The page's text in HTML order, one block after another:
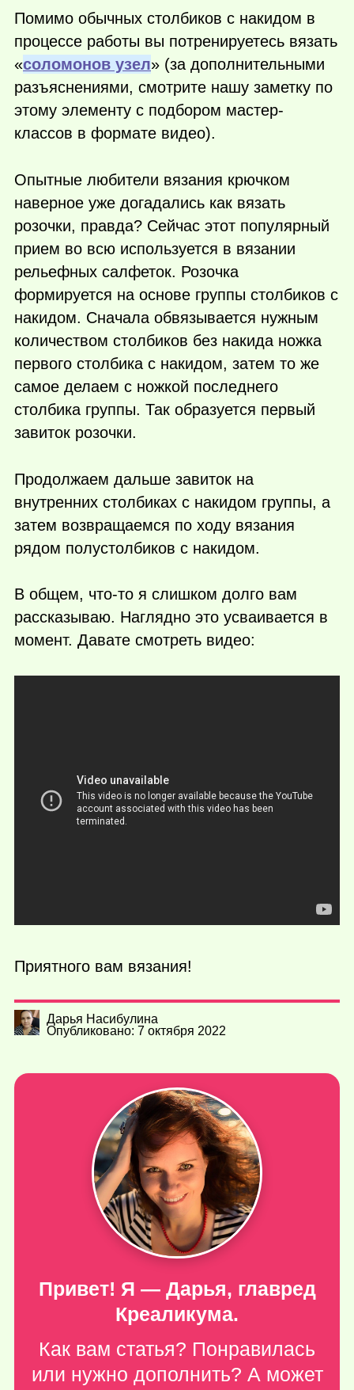
Помимо обычных столбиков с накидом в
процессе работы вы потренируетесь вязать
«соломонов узел» (за дополнительными
разъяснениями, смотрите нашу заметку по
этому элементу с подбором мастер-
классов в формате видео).
Опытные любители вязания крючком
наверное уже догадались как вязать
розочки, правда? Сейчас этот популярный
прием во всю используется в вязании
рельефных салфеток. Розочка
формируется на основе группы столбиков с
накидом. Сначала обвязывается нужным
количеством столбиков без накида ножка
первого столбика с накидом, затем то же
самое делаем с ножкой последнего
столбика группы. Так образуется первый
завиток розочки.
Продолжаем дальше завиток на
внутренних столбиках с накидом группы, а
затем возвращаемся по ходу вязания
рядом полустолбиков с накидом.
В общем, что-то я слишком долго вам
рассказываю. Наглядно это усваивается в
момент. Давате смотреть видео:
Приятного вам вязания!
Дарья Насибулина
Опубликовано: 7 октября 2022
Привет! Я — Дарья, главред
Креаликума.
Как вам статья? Понравилась
или нужно дополнить? А может